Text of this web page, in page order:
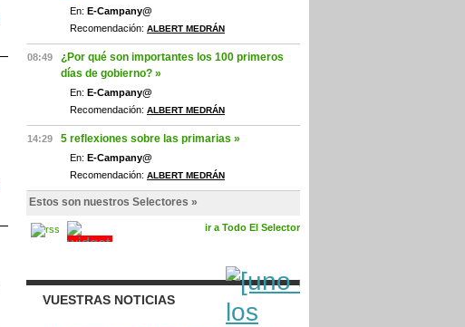
En: E-Campany@
Recomendación: ALBERT MEDRÁN
08:49
¿Por qué son importantes los 100 primeros
días de gobierno? »
En: E-Campany@
Recomendación: ALBERT MEDRÁN
14:29 5 reflexiones sobre las primarias »
En: E-Campany@
Recomendación: ALBERT MEDRÁN
Estos son nuestros Selectores »
ir a Todo El Selector
VUESTRAS NOTICIAS